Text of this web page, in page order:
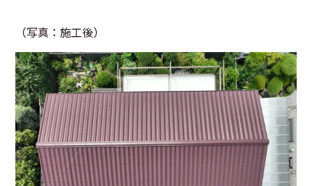
（写真：施工後）